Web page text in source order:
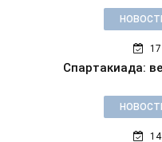
Спартакиада: